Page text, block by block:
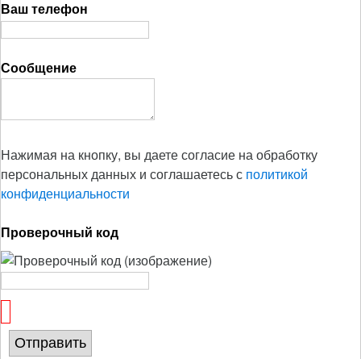
Ваш телефон
Сообщение
Нажимая на кнопку, вы даете согласие на обработку
персональных данных и соглашаетесь с политикой
конфиденциальности
Проверочный код
Отправить